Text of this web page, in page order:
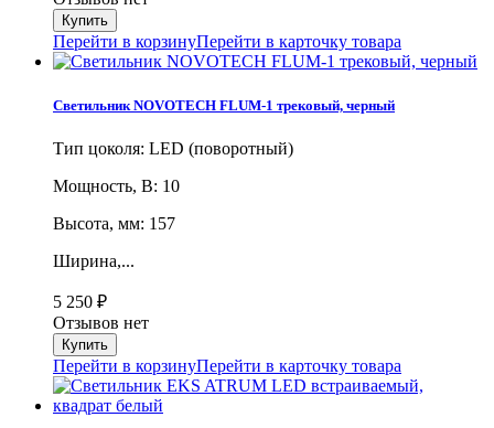
Перейти в корзинуПерейти в карточку товара
Светильник NOVOTECH FLUM-1 трековый, черный
Тип цоколя: LED (поворотный)
Мощность, В: 10
Высота, мм: 157
Ширина,...
5 250 ₽
Отзывов нет
Перейти в корзинуПерейти в карточку товара